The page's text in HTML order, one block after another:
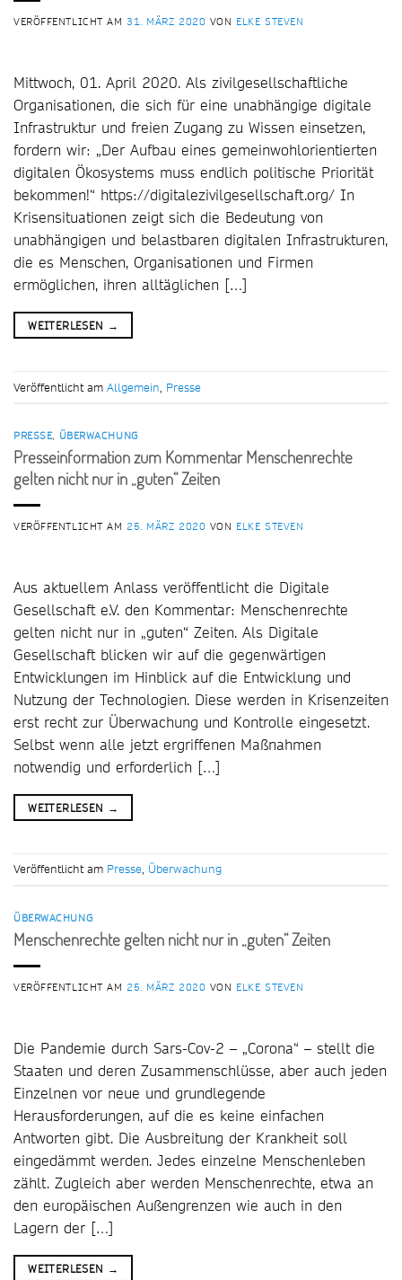
VERÖFFENTLICHT AM31. MÄRZ 2020 VON ELKE STEVEN
Mittwoch, 01. April 2020. Als zivilgesellschaftliche
Organisationen, die sich für eine unabhängige digitale
Infrastruktur und freien Zugang zu Wissen einsetzen,
fordern wir: „Der Aufbau eines gemeinwohlorientierten
digitalen Ökosystems muss endlich politische Priorität
bekommen!“ https://digitalezivilgesellschaft.org/ In
Krisensituationen zeigt sich die Bedeutung von
unabhängigen und belastbaren digitalen Infrastrukturen,
die es Menschen, Organisationen und Firmen
ermöglichen, ihren alltäglichen […]
WEITERLESEN →
Veröffentlicht am Allgemein, Presse
PRESSE, ÜBERWACHUNG
Presseinformation zum Kommentar Menschenrechte
gelten nicht nur in „guten“ Zeiten
VERÖFFENTLICHT AM 25. MÄRZ 2020 VON ELKE STEVEN
Aus aktuellem Anlass veröffentlicht die Digitale
Gesellschaft e.V. den Kommentar: Menschenrechte
gelten nicht nur in „guten“ Zeiten. Als Digitale
Gesellschaft blicken wir auf die gegenwärtigen
Entwicklungen im Hinblick auf die Entwicklung und
Nutzung der Technologien. Diese werden in Krisenzeiten
erst recht zur Überwachung und Kontrolle eingesetzt.
Selbst wenn alle jetzt ergriffenen Maßnahmen
notwendig und erforderlich […]
WEITERLESEN →
Veröffentlicht am Presse, Überwachung
ÜBERWACHUNG
Menschenrechte gelten nicht nur in „guten“ Zeiten
VERÖFFENTLICHT AM 25. MÄRZ 2020 VON ELKE STEVEN
Die Pandemie durch Sars-Cov-2 – „Corona“ – stellt die
Staaten und deren Zusammenschlüsse, aber auch jeden
Einzelnen vor neue und grundlegende
Herausforderungen, auf die es keine einfachen
Antworten gibt. Die Ausbreitung der Krankheit soll
eingedämmt werden. Jedes einzelne Menschenleben
zählt. Zugleich aber werden Menschenrechte, etwa an
den europäischen Außengrenzen wie auch in den
Lagern der […]
WEITERLESEN →